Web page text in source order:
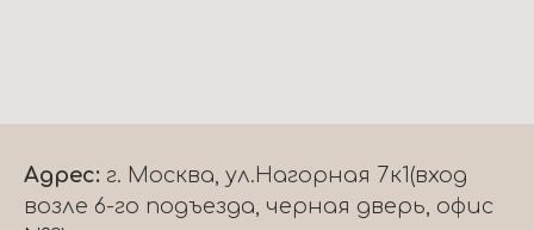
Адрес: г. Москва, ул.Нагорная 7к1(вход
возле 6-го подъезда, черная дверь, офис